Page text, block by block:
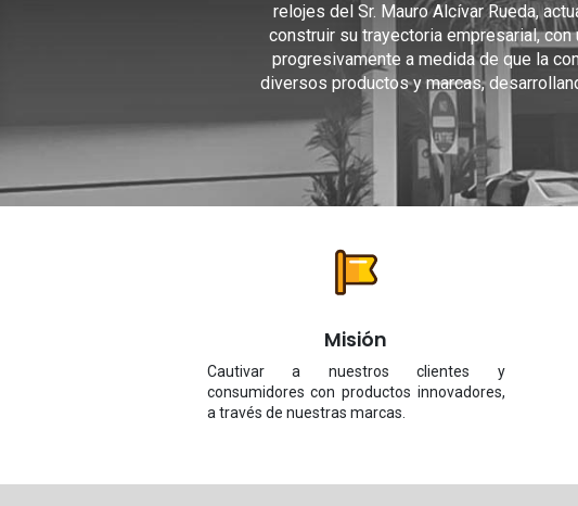
relojes del Sr. Mauro Alcívar Rueda,
construir su trayectoria empresarial,
progresivamente a medida de que la
diversos productos y marcas,
Misión
Cautivar a nuestros clientes y
consumidores con productos innovadores,
a través de nuestras marcas.